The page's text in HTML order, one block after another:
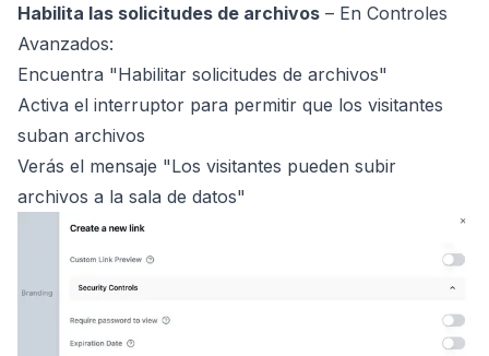
Habilita las solicitudes de archivos – En Controles
Avanzados:
Encuentra "Habilitar solicitudes de archivos"
Activa el interruptor para permitir que los visitantes
suban archivos
Verás el mensaje "Los visitantes pueden subir
archivos a la sala de datos"